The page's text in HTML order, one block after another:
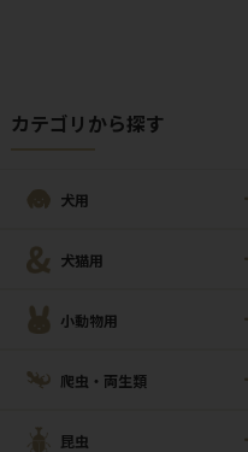
カテゴリから探す
犬用
犬猫用
小動物用
爬虫・両生類
昆虫